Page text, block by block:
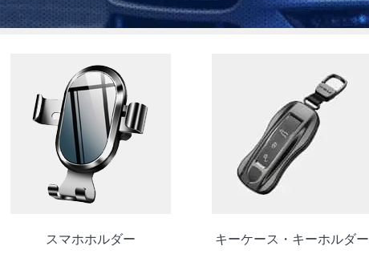
スマホホルダー キーケース・キーホルダー